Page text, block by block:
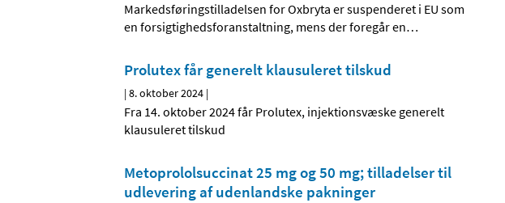
Markedsføringstilladelsen for Oxbryta er suspenderet i EU som
en forsigtighedsforanstaltning, mens der foregår en…
Prolutex får generelt klausuleret tilskud
|8. oktober 2024 |
Fra 14. oktober 2024 får Prolutex, injektionsvæske generelt
klausuleret tilskud
Metoprololsuccinat 25 mg og 50 mg; tilladelser til
udlevering af udenlandske pakninger